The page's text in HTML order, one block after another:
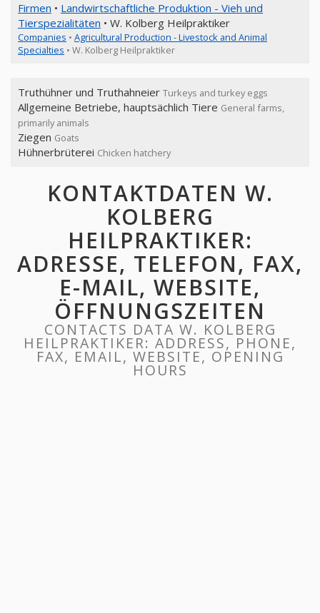
Firmen • Landwirtschaftliche Produktion - Vieh und
Tierspezialitäten • W. Kolberg Heilpraktiker
Companies • Agricultural Production - Livestock and Animal
Specialties • W. Kolberg Heilpraktiker
Truthühner und Truthahneier Turkeys and turkey eggs
Allgemeine Betriebe, hauptsächlich Tiere General farms,
primarily animals
Ziegen Goats
Hühnerbrüterei Chicken hatchery
KONTAKTDATEN W.
KOLBERG
HEILPRAKTIKER:
ADRESSE, TELEFON, FAX,
E-MAIL, WEBSITE,
ÖFFNUNGSZEITEN
CONTACTS DATA W. KOLBERG
HEILPRAKTIKER: ADDRESS, PHONE,
FAX, EMAIL, WEBSITE, OPENING
HOURS